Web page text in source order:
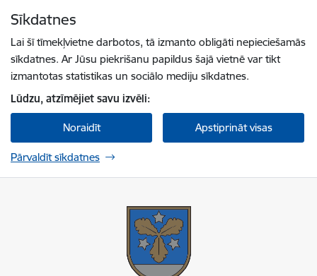
Sīkdatnes
Lai šī tīmekļvietne darbotos, tā izmanto obligāti nepieciešamās
sīkdatnes. Ar Jūsu piekrišanu papildus šajā vietnē var tikt
izmantotas statistikas un sociālo mediju sīkdatnes.
Lūdzu, atzīmējiet savu izvēli:
Noraidīt Apstiprināt visas
Pārvaldīt sīkdatnes